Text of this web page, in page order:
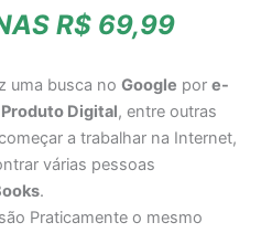
R$ 69,99
uma busca noGoogle pore-
Produto Digital, entre outras
a trabalhar na Internet,
várias pessoas
.
são Praticamente o mesmo